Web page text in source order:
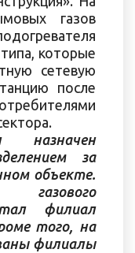
газов
которые
сетевую
после
за
объекте.
газового
филиал
того, на
филиалы